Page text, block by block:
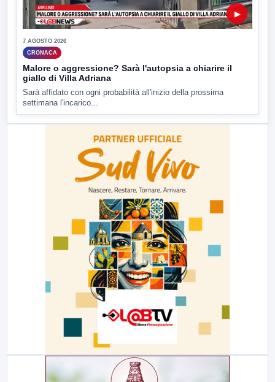
▶
7 AGOSTO 2026
CRONACA
Malore o aggressione? Sarà l'autopsia a chiarire il
giallo di Villa Adriana
Sarà affidato con ogni probabilità all'inizio della prossima
settimana l'incarico...